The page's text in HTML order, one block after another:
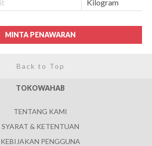
MINTA PENAWARAN
Back to Top
TOKOWAHAB
TENTANG KAMI
SYARAT & KETENTUAN
KEBIJAKAN PENGGUNA